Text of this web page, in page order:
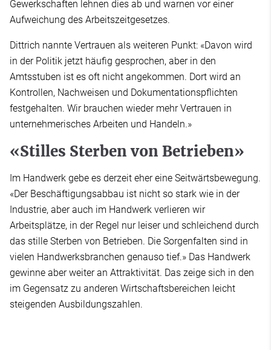
Gewerkschaften lehnen dies ab und warnen vor einer
Aufweichung des Arbeitszeitgesetzes.
Dittrich nannte Vertrauen als weiteren Punkt: «Davon wird
in der Politik jetzt häufig gesprochen, aber in den
Amtsstuben ist es oft nicht angekommen. Dort wird an
Kontrollen, Nachweisen und Dokumentationspflichten
festgehalten. Wir brauchen wieder mehr Vertrauen in
unternehmerisches Arbeiten und Handeln.»
«Stilles Sterben von Betrieben»
Im Handwerk gebe es derzeit eher eine Seitwärtsbewegung.
«Der Beschäftigungsabbau ist nicht so stark wie in der
Industrie, aber auch im Handwerk verlieren wir
Arbeitsplätze, in der Regel nur leiser und schleichend durch
das stille Sterben von Betrieben. Die Sorgenfalten sind in
vielen Handwerksbranchen genauso tief.» Das Handwerk
gewinne aber weiter an Attraktivität. Das zeige sich in den
im Gegensatz zu anderen Wirtschaftsbereichen leicht
steigenden Ausbildungszahlen.